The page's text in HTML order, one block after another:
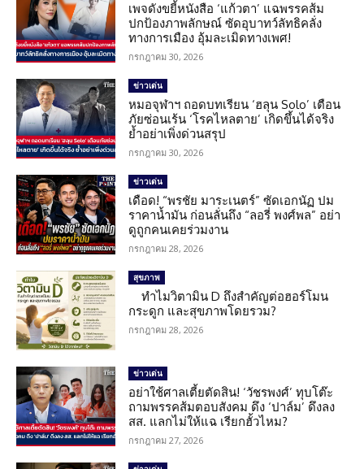
เพจดังขยี้หนังสือ ‘แก้วตา’ แฉพรรคส้ม
ปกป้องภาพลักษณ์ ซัดอุบาทว์ลัทธิคลั่ง
ทางการเมือง อุ้มละเมิดทางเพศ!
กรกฎาคม 30, 2026
ข่าวเด่น
หมอจุฬาฯ ถอดบทเรียน ‘ฮลุน Solo’ เตือน
ภัยซ่อนเร้น ‘โรคไหลตาย’ เกิดขึ้นได้จริง
ย้ำอย่าเพิ่งด่วนสรุป
กรกฎาคม 30, 2026
ข่าวเด่น
เดือด! “พรชัย มาระเนตร์” ซัดเอกนัฏ ปม
ราคาน้ำมัน ก่อนลั่นถึง “ลอรี่ พงศ์พล” อย่า
ดูถูกคนเคยร่วมงาน
กรกฎาคม 28, 2026
สุขภาพ
ทำไมวิตามิน D ถึงสำคัญต่อฮอร์โมน
กระดูก และสุขภาพโดยรวม?
กรกฎาคม 28, 2026
ข่าวเด่น
อย่าใช้ศาลเตี้ยตัดสิน! ‘วัชรพงศ์’ ทุบโต๊ะ
ถามพรรคส้มตอบสังคม ดึง ‘ปาล์ม’ ดึงลง
สส. แลกไม่ให้แฉ เรียกฮั้วไหม?
กรกฎาคม 27, 2026